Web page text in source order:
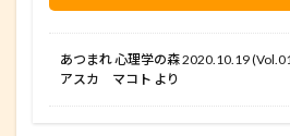
あつまれ 心理学の森 2020.10.19
アスカ マコト より